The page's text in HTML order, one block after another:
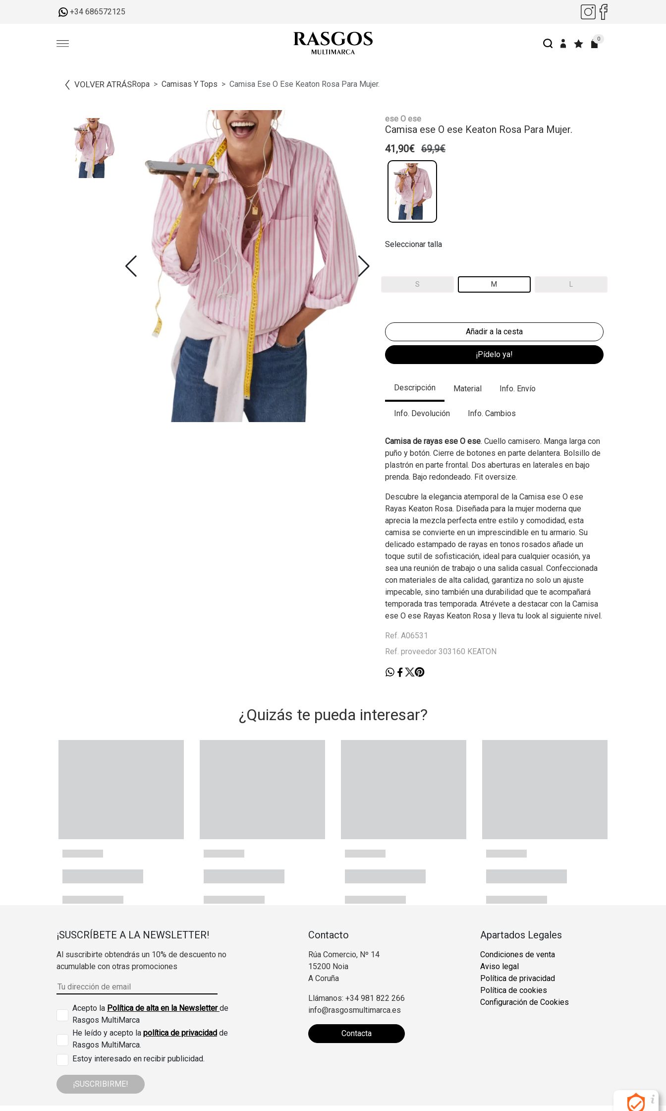
+34 686572125
0
VOLVER ATRÁSRopa Camisas Y Tops Camisa Ese O Ese Keaton Rosa Para Mujer.
ese O ese
Camisa ese O ese Keaton Rosa Para Mujer.
41,90€ 69,9€
Seleccionar talla
S M L
¡Pídelo ya!
Descripción Material Info. Envío
Info. Devolución Info. Cambios
Camisa de rayas ese O ese. Cuello camisero. Manga larga con
puño y botón. Cierre de botones en parte delantera. Bolsillo de
plastrón en parte frontal. Dos aberturas en laterales en bajo
prenda. Bajo redondeado. Fit oversize.
Descubre la elegancia atemporal de la Camisa ese O ese
Rayas Keaton Rosa. Diseñada para la mujer moderna que
aprecia la mezcla perfecta entre estilo y comodidad, esta
camisa se convierte en un imprescindible en tu armario. Su
delicado estampado de rayas en tonos rosados añade un
toque sutil de sofisticación, ideal para cualquier ocasión, ya
sea una reunión de trabajo o una salida casual. Confeccionada
con materiales de alta calidad, garantiza no solo un ajuste
impecable, sino también una durabilidad que te acompañará
temporada tras temporada. Atrévete a destacar con la Camisa
ese O ese Rayas Keaton Rosa y lleva tu look al siguiente nivel.
Ref. A06531
Ref. proveedor 303160 KEATON
¿Quizás te pueda interesar?
¡SUSCRÍBETE A LA NEWSLETTER!
Al suscribirte obtendrás un 10% de descuento no
acumulable con otras promociones
Acepto la Política de alta en la Newsletterde
Rasgos MultiMarca
He leído y acepto la política de privacidad de
Rasgos MultiMarca.
Estoy interesado en recibir publicidad.
¡SUSCRIBIRME!
Contacto
Rúa Comercio, Nº 14
15200 Noia
A Coruña
Llámanos: +34 981 822 266
info@rasgosmultimarca.es
Contacta
Apartados Legales
Condiciones de venta
Aviso legal
Política de privacidad
Política de cookies
Configuración de Cookies